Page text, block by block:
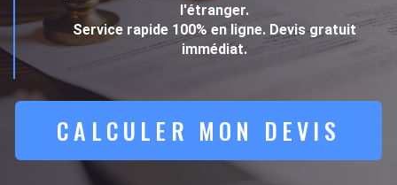
l'étranger.
Service rapide 100% en ligne. Devis gratuit
immédiat.
CALCULER MON DEVIS